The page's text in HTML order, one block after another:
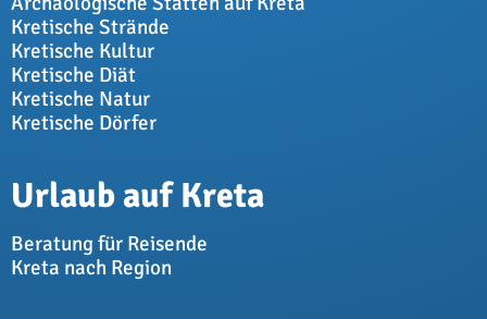
Kretische Strände
Kretische Kultur
Kretische Diät
Kretische Natur
Kretische Dörfer
Urlaub auf Kreta
Beratung für Reisende
Kreta nach Region